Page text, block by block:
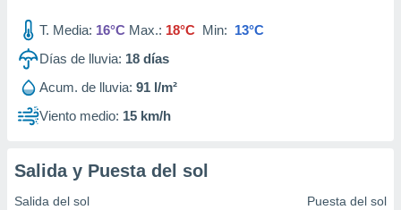
T. Media: 16°C Max.: 18°C Min: 13°C
Días de lluvia: 18 días
Acum. de lluvia: 91 l/m²
Viento medio: 15 km/h
Salida y Puesta del sol
Salida del sol Puesta del sol